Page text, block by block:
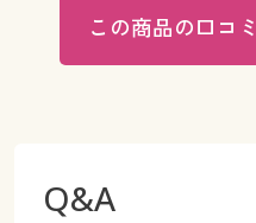
この商品の口コ
Q&A